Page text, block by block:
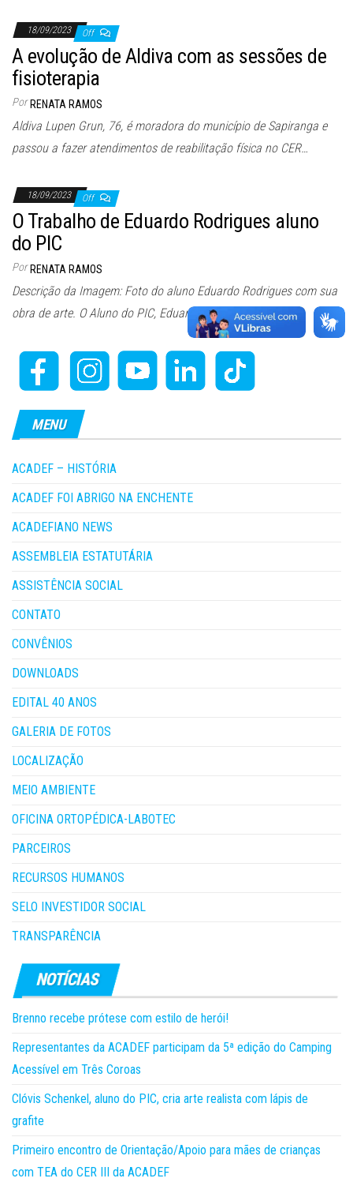
18/09/2023 Off
A evolução de Aldiva com as sessões de
fisioterapia
Por RENATA RAMOS
Aldiva Lupen Grun, 76, é moradora do município de Sapiranga e
passou a fazer atendimentos de reabilitação física no CER…
18/09/2023 Off
O Trabalho de Eduardo Rodrigues aluno
do PIC
Por RENATA RAMOS
Descrição da Imagem: Foto do aluno Eduardo Rodrigues com sua
obra de arte. O Aluno do PIC, Eduardo Rodrigues fez…
MENU
ACADEF – HISTÓRIA
ACADEF FOI ABRIGO NA ENCHENTE
ACADEFIANO NEWS
ASSEMBLEIA ESTATUTÁRIA
ASSISTÊNCIA SOCIAL
CONTATO
CONVÊNIOS
DOWNLOADS
EDITAL 40 ANOS
GALERIA DE FOTOS
LOCALIZAÇÃO
MEIO AMBIENTE
OFICINA ORTOPÉDICA-LABOTEC
PARCEIROS
RECURSOS HUMANOS
SELO INVESTIDOR SOCIAL
TRANSPARÊNCIA
Brenno recebe prótese com estilo de herói!
Representantes da ACADEF participam da 5ª edição do Camping
Acessível em Três Coroas
Clóvis Schenkel, aluno do PIC, cria arte realista com lápis de
grafite
Primeiro encontro de Orientação/Apoio para mães de crianças
com TEA do CER III da ACADEF